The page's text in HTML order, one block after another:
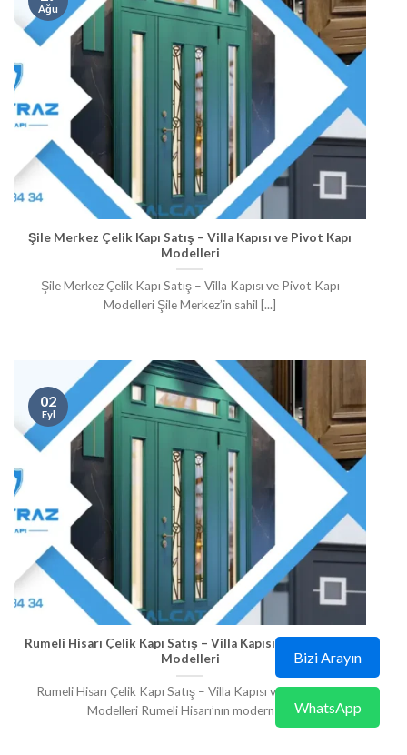
Şile Merkez Çelik Kapı Satış – Villa Kapısı ve Pivot Kapı
Modelleri
Şile Merkez Çelik Kapı Satış – Villa Kapısı ve Pivot Kapı
Modelleri Şile Merkez’in sahil [...]
Ağu
Rumeli Hisarı Çelik Kapı Satış – Villa Kapısı ve Pivot Kapı
Modelleri
Rumeli Hisarı Çelik Kapı Satış – Villa Kapısı ve Pivot Kapı
Modelleri Rumeli Hisarı’nın modern [...]
02
Eyl
Bizi Arayın
WhatsApp